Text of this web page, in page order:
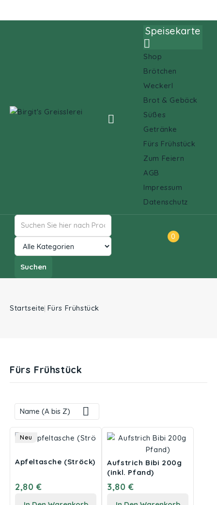

Speisekarte

Shop
Brötchen
Weckerl
Brot & Gebäck
Süßes
Getränke
Fürs Frühstück
Zum Feiern
AGB
Impressum
Datenschutz
Suchen
0
Startseite Fürs Frühstück
Fürs Frühstück
Name (A bis Z) 
Neu
Apfeltasche (Ströck)
2,80 €
Aufstrich Bibi 200g
(inkl. Pfand)
3,80 €